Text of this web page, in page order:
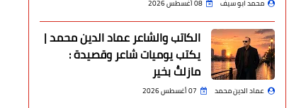
محمد ابو سيف 08 أغسطس 2026
الكاتب والشاعر عماد الدين محمد |
يكتب يوميات شاعر وقصيدة :
مازلتُ بخير
عماد الدين محمد 07 أغسطس 2026